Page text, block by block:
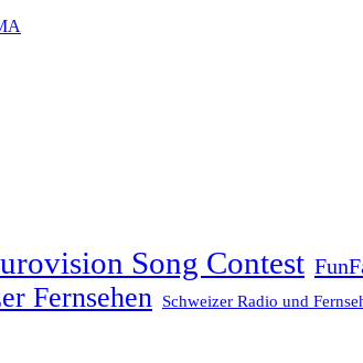
Song Contest
Fernsehen Schweizer Radio und